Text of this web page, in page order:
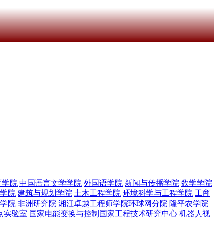
学院 中国语言文学学院 外国语学院 新闻与传播学院 数学学院
院 建筑与规划学院 土木工程学院 环境科学与工程学院 工商
院 非洲研究院 湘江卓越工程师学院环球网分院 隆平农学院
实验室 国家电能变换与控制国家工程技术研究中心 机器人视